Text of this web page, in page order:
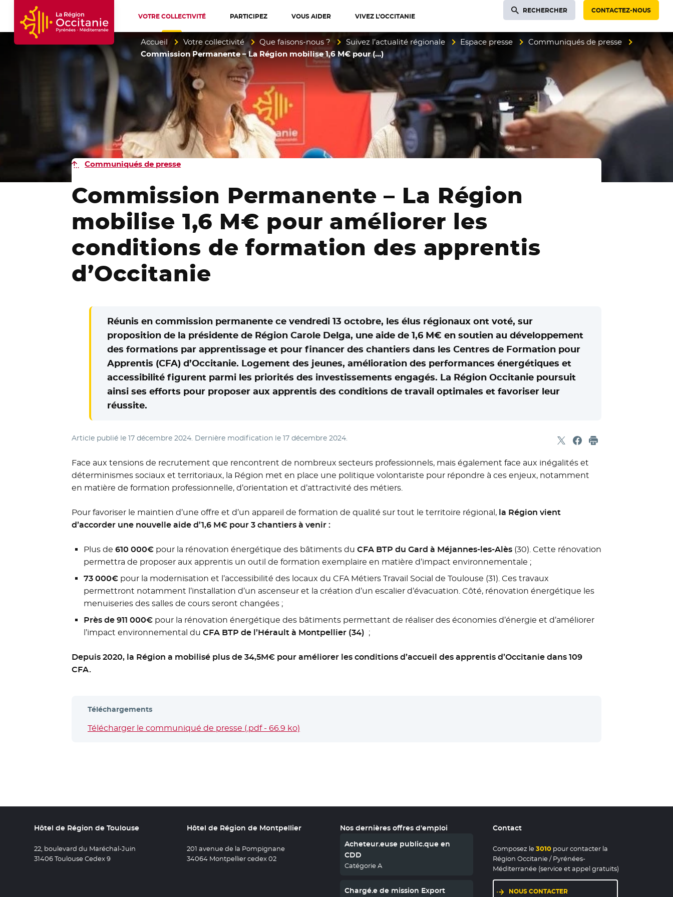
Accueil Région Occitanie / Pyrénées-Méditerranée
VOTRE COLLECTIVITÉ PARTICIPEZ VOUS AIDER VIVEZ L’OCCITANIE
RECHERCHER CONTACTEZ-NOUS
Accueil Votre collectivité Que faisons-nous ? Suivez l’actualité régionale Espace presse
Communiqués de presse
Commission Permanente – La Région mobilise 1,6 M€ pour (…)
Communiqués de presse
Commission Permanente – La Région
mobilise 1,6 M€ pour améliorer les
conditions de formation des apprentis
d’Occitanie
Réunis en commission permanente ce vendredi 13 octobre, les élus régionaux ont voté, sur
proposition de la présidente de Région Carole Delga, une aide de 1,6 M€ en soutien au développement
des formations par apprentissage et pour financer des chantiers dans les Centres de Formation pour
Apprentis (CFA) d’Occitanie. Logement des jeunes, amélioration des performances énergétiques et
accessibilité figurent parmi les priorités des investissements engagés. La Région Occitanie poursuit
ainsi ses efforts pour proposer aux apprentis des conditions de travail optimales et favoriser leur
réussite.
Article publié le 17 décembre 2024. Dernière modification le 17 décembre 2024.
Partager sur X
- Nouvelle fenêtre
Partager sur Facebook
- Nouvelle fenêtre
Imprimer
Face aux tensions de recrutement que rencontrent de nombreux secteurs professionnels, mais également face aux inégalités et
déterminismes sociaux et territoriaux, la Région met en place une politique volontariste pour répondre à ces enjeux, notamment
en matière de formation professionnelle, d’orientation et d’attractivité des métiers.
Pour favoriser le maintien d’une offre et d’un appareil de formation de qualité sur tout le territoire régional, la Région vient
d’accorder une nouvelle aide d’1,6 M€ pour 3 chantiers à venir :
Plus de 610 000€pour la rénovation énergétique des bâtiments du CFA BTP du Gard à Méjannes-les-Alès(30). Cette rénovation
permettra de proposer aux apprentis un outil de formation exemplaire en matière d’impact environnementale ;
73 000€pour la modernisation et l’accessibilité des locaux du CFA Métiers Travail Social de Toulouse (31). Ces travaux
permettront notamment l’installation d’un ascenseur et la création d’un escalier d’évacuation. Côté, rénovation énergétique les
menuiseries des salles de cours seront changées ;
Près de 911 000€ pour la rénovation énergétique des bâtiments permettant de réaliser des économies d’énergie et d’améliorer
l’impact environnemental du CFA BTP de l’Hérault à Montpellier (34) ;
Depuis 2020, la Région a mobilisé plus de 34,5M€ pour améliorer les conditions d’accueil des apprentis d’Occitanie dans 109
CFA.
Téléchargements
Télécharger le communiqué de presse (.pdf - 66.9 ko)
Hôtel de Région de Toulouse
22, boulevard du Maréchal-Juin
31406 Toulouse Cedex 9
Hôtel de Région de Montpellier
201 avenue de la Pompignane
34064 Montpellier cedex 02
Nos dernières offres d'emploi
Acheteur.euse public.que en
CDD
Catégorie A
Chargé.e de mission Export
Contact
Composez le3010pour contacter la
Région Occitanie / Pyrénées-
Méditerranée (service et appel gratuits)
NOUS CONTACTER